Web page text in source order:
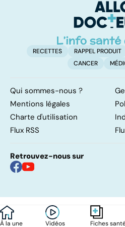
À la une Vidéos Fiches
RECETTES RAPPEL PRODUIT
CANCER
Qui sommes-nous ?
Mentions légales
Charte d'utilisation
Flux RSS
Retrouvez-nous sur